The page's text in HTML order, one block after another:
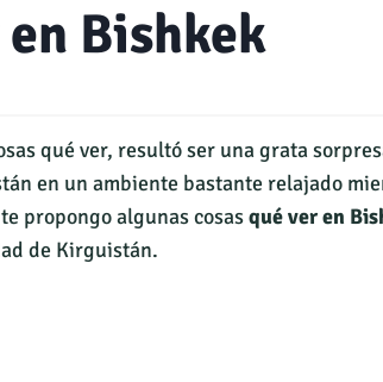
Bishkek
qué ver, resultó ser una grata
en un ambiente bastante relajado
propongo algunas cosasqué ver en
de Kirguistán.